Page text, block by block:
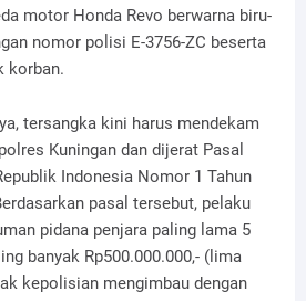
motor Honda Revo berwarna biru-
nomor polisi E-3756-ZC beserta
korban.
tersangka kini harus mendekam
Kuningan dan dijerat Pasal
Indonesia Nomor 1 Tahun
pasal tersebut, pelaku
pidana penjara paling lama 5
banyak Rp500.000.000,- (lima
kepolisian mengimbau dengan